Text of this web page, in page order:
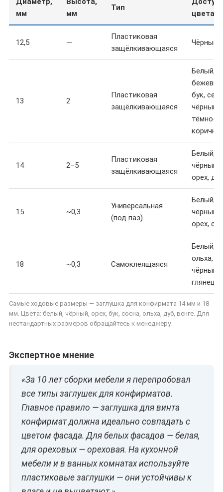
мм
мм
Тип
цвета
12,5 —
Пластиковая
защёлкивающаяся
Чёрный
13 2
Пластиковая
защёлкивающаяся
Белый,
бук,
чёрный,
тёмно-
14 2–5
Пластиковая
защёлкивающаяся
Белый,
чёрный,
орех,
15 ~0,3
Универсальная
(под паз)
Белый,
чёрный,
орех,
18 ~0,3 Самоклеящаяся
Белый,
ольха,
чёрный
глянец
Самые ходовые размеры — заглушка для конфирмата 14 мм и 18
мм. Цвета: белый, чёрный, орех, бук, сосна, ольха, дуб, венге. Для
нестандартных размеров обращайтесь к менеджеру.
Экспертное мнение
«За 10 лет сборки мебели я перепробовал
все типы заглушек для конфирматов.
Главное правило — заглушка для винта
конфирмат должна идеально совпадать с
цветом фасада. Для белых фасадов — белая,
для ореховых — ореховая. На кухонной
мебели и в ванных комнатах используйте
пластиковые заглушки — они устойчивы к